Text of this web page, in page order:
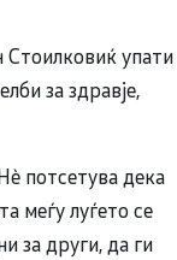
Стоилковиќ упати
за здравје,
потсетува дека
меѓу луѓето се
за други, да ги